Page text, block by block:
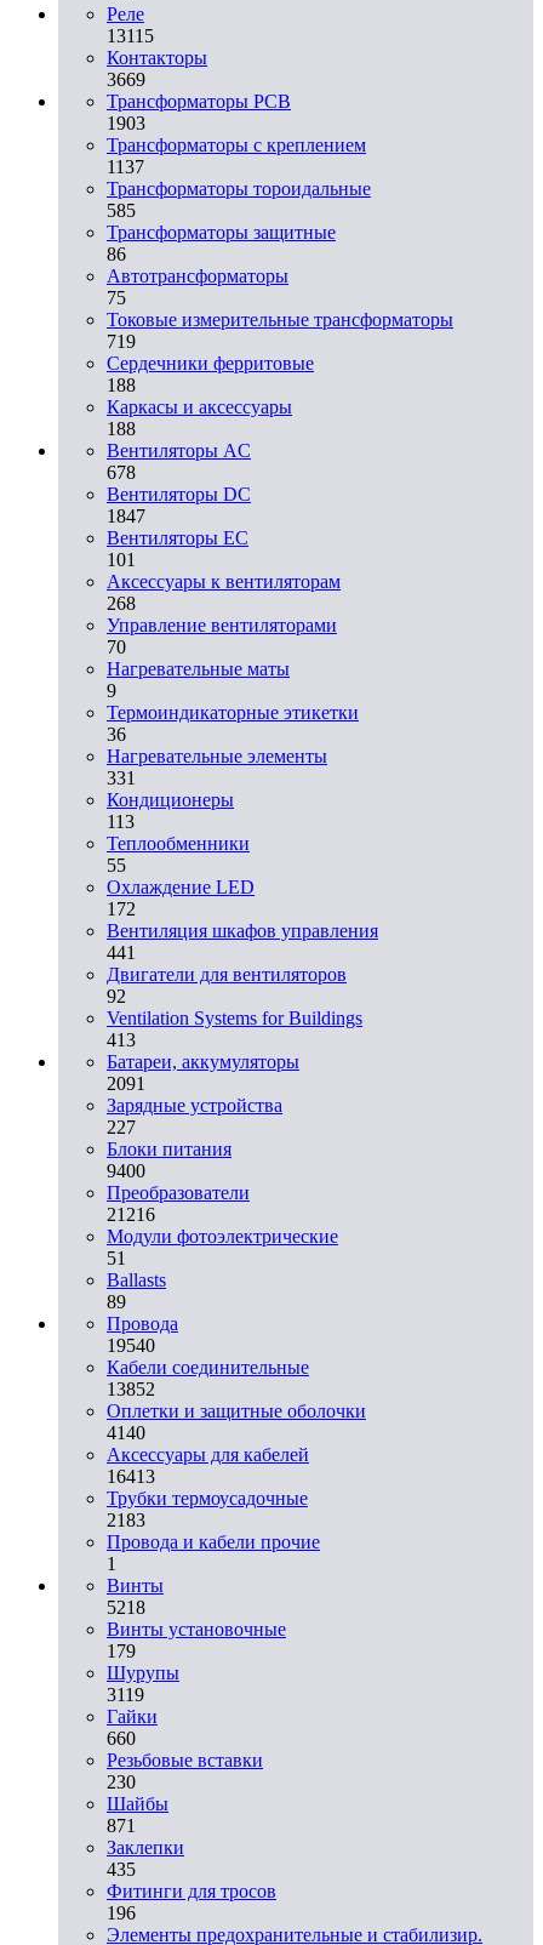
Реле
13115
Контакторы
3669
Трансформаторы PCB
1903
Трансформаторы с креплением
1137
Трансформаторы тороидальные
585
Трансформаторы защитные
86
Автотрансформаторы
75
Токовые измерительные трансформаторы
719
Сердечники ферритовые
188
Каркасы и аксессуары
188
Вентиляторы AC
678
Вентиляторы DC
1847
Вентиляторы EC
101
Аксессуары к вентиляторам
268
Управление вентиляторами
70
Нагревательные маты
9
Термоиндикаторные этикетки
36
Нагревательные элементы
331
Кондиционеры
113
Теплообменники
55
Охлаждение LED
172
Вентиляция шкафов управления
441
Двигатели для вентиляторов
92
Ventilation Systems for Buildings
413
Батареи, аккумуляторы
2091
Зарядные устройства
227
Блоки питания
9400
Преобразователи
21216
Модули фотоэлектрические
51
Ballasts
89
Провода
19540
Кабели соединительные
13852
Оплетки и защитные оболочки
4140
Аксессуары для кабелей
16413
Трубки термоусадочные
2183
Провода и кабели прочие
1
Винты
5218
Винты установочные
179
Шурупы
3119
Гайки
660
Резьбовые вставки
230
Шайбы
871
Заклепки
435
Фитинги для тросов
196
Элементы предохранительные и стабилизир.